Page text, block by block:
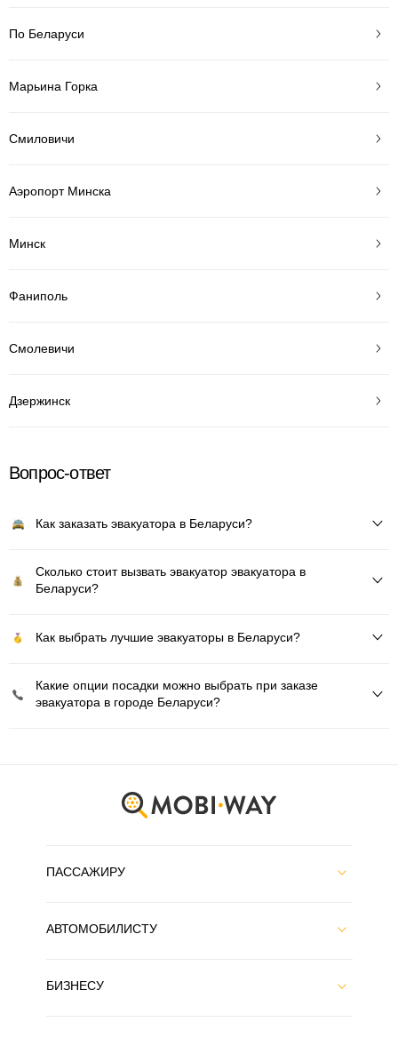
По Беларуси
Марьина Горка
Смиловичи
Аэропорт Минска
Минск
Фаниполь
Смолевичи
Дзержинск
Вопрос-ответ
Как заказать эвакуатора в Беларуси?
Сколько стоит вызвать эвакуатор эвакуатора в
Беларуси?
Как выбрать лучшие эвакуаторы в Беларуси?
Какие опции посадки можно выбрать при заказе
эвакуатора в городе Беларуси?
ПАССАЖИРУ
АВТОМОБИЛИСТУ
БИЗНЕСУ